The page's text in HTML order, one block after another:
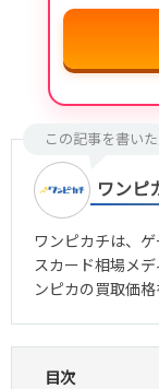
この記事を書いた
ワンピ
ワンピカチは、
スカード相場メ
ンピカの買取価格
目次